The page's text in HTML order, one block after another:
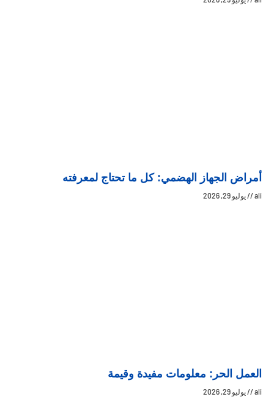
أمراض الجهاز الهضمي: كل ما تحتاج لمعرفته
ali يوليو 29, 2026
العمل الحر: معلومات مفيدة وقيمة
ali يوليو 29, 2026